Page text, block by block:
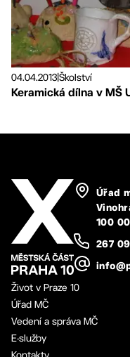
04.04.2013Školství
Keramická dílna v MŠ
Úřad
100
267
Život v Praze 10
Úřad MČ
Vedení a správa MČ
E-služby
Kontakty